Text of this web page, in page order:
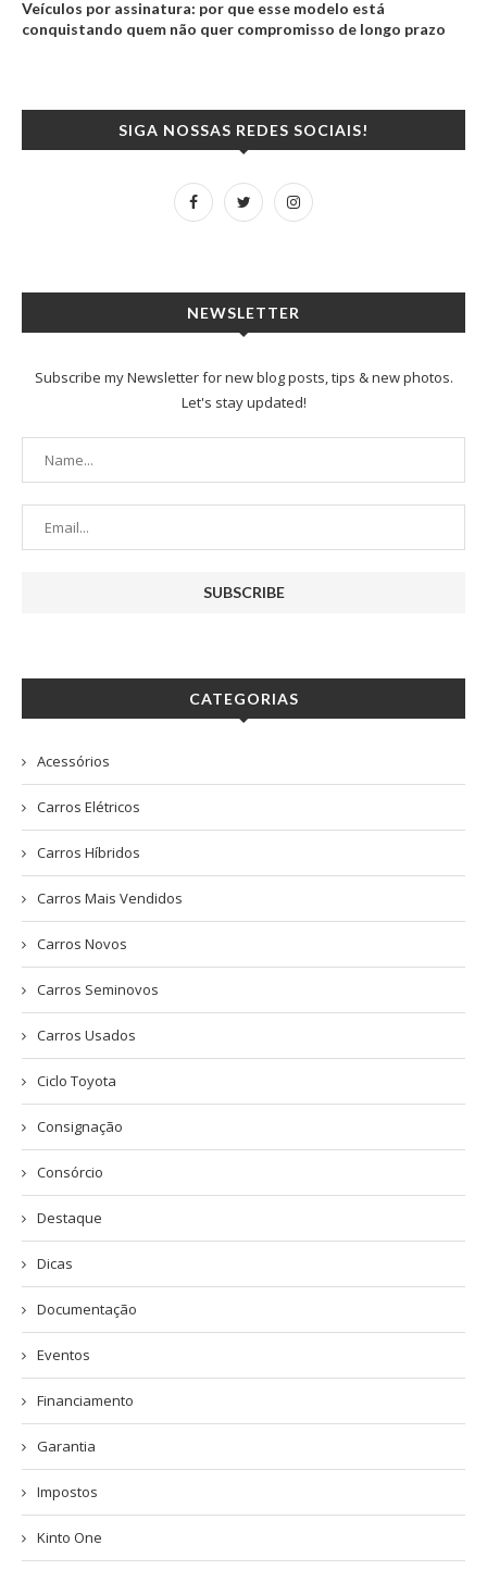
Veículos por assinatura: por que esse modelo está
conquistando quem não quer compromisso de longo prazo
SIGA NOSSAS REDES SOCIAIS!
NEWSLETTER
Subscribe my Newsletter for new blog posts, tips & new photos.
Let's stay updated!
CATEGORIAS
Acessórios
Carros Elétricos
Carros Híbridos
Carros Mais Vendidos
Carros Novos
Carros Seminovos
Carros Usados
Ciclo Toyota
Consignação
Consórcio
Destaque
Dicas
Documentação
Eventos
Financiamento
Garantia
Impostos
Kinto One